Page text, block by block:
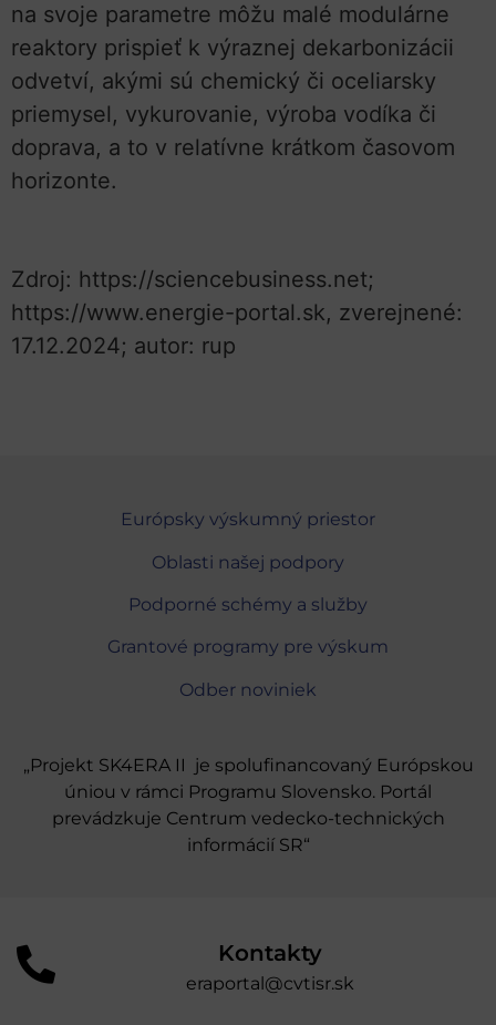
na svoje parametre môžu malé modulárne
reaktory prispieť k výraznej dekarbonizácii
odvetví, akými sú chemický či oceliarsky
priemysel, vykurovanie, výroba vodíka či
doprava, a to v relatívne krátkom časovom
horizonte.
Zdroj: https://sciencebusiness.net;
https://www.energie-portal.sk, zverejnené:
17.12.2024; autor: rup
Európsky výskumný priestor
Oblasti našej podpory
Podporné schémy a služby
Grantové programy pre výskum
Odber noviniek
„Projekt SK4ERA II je spolufinancovaný Európskou
úniou v rámci Programu Slovensko. Portál
prevádzkuje Centrum vedecko-technických
informácií SR“
Kontakty
eraportal@cvtisr.sk